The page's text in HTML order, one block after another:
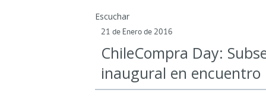
Escuchar
21 de Enero de 2016
ChileCompra Day:
inaugural en